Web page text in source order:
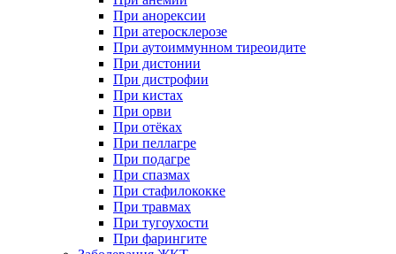
При анорексии
При атеросклерозе
При аутоиммунном тиреоидите
При дистонии
При дистрофии
При кистах
При орви
При отёках
При пеллагре
При подагре
При спазмах
При стафилококке
При травмах
При тугоухости
При фарингите